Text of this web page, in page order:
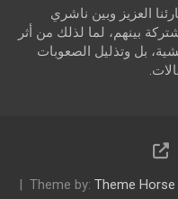
العزيز وبين ناشري
بينهم، لما لذلك من أثر
بل وتذليل الصعوبات
Theme by: Theme Horse